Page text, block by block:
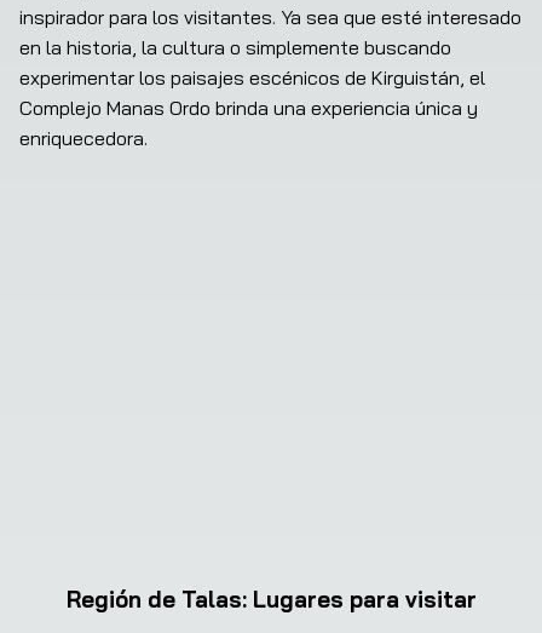
inspirador para los visitantes. Ya sea que esté interesado
en la historia, la cultura o simplemente buscando
experimentar los paisajes escénicos de Kirguistán, el
Complejo Manas Ordo brinda una experiencia única y
enriquecedora.
Región de Talas: Lugares para visitar